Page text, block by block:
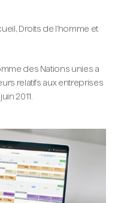
, Droits de l'homme et
des Nations unies a
relatifs aux entreprises
2011.